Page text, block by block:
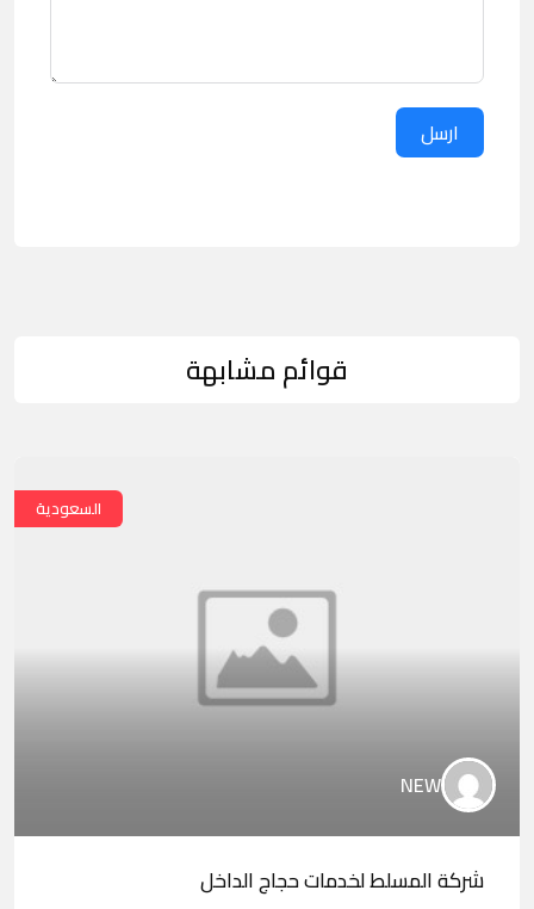
ارسل
قوائم مشابهة
السعودية
NEW
شركة المسلط لخدمات حجاج الداخل